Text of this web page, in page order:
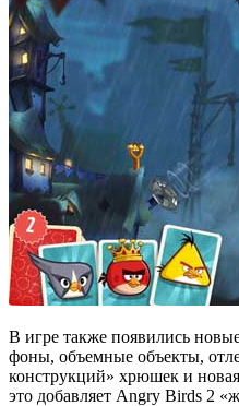
В игре также появились
фоны, объемные объекты,
конструкций» хрюшек и
это добавляет Angry Birds 2